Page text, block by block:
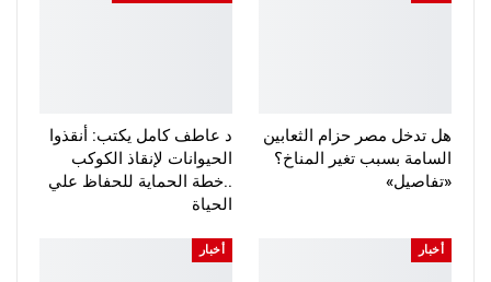
هل تدخل مصر حزام الثعابين
السامة بسبب تغير المناخ؟
«تفاصيل»
د عاطف كامل يكتب: أنقذوا
الحيوانات لإنقاذ الكوكب
..خطة الحماية للحفاظ علي
الحياة
أخبار أخبار